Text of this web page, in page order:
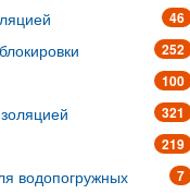
46
252
100
321
219
7
водопогружных